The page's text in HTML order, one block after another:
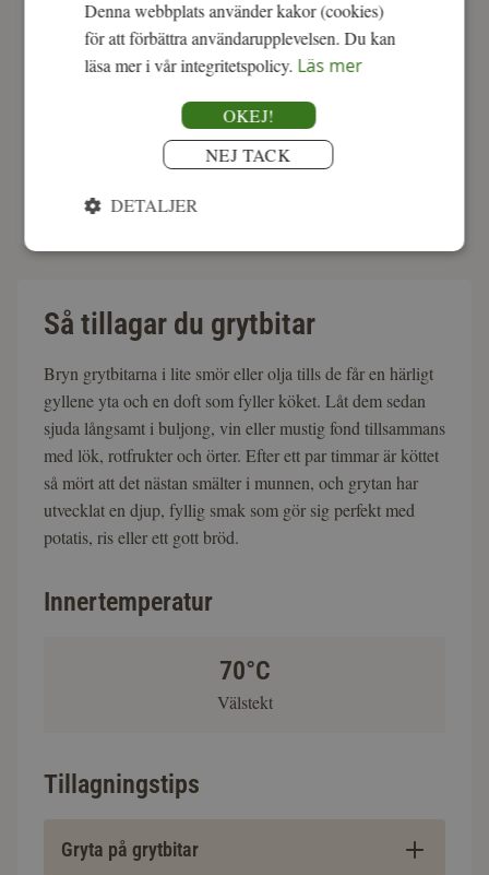
Så tillagar du grytbitar
Bryn grytbitarna i lite smör eller olja tills de får en härligt
gyllene yta och en doft som fyller köket. Låt dem sedan
sjuda långsamt i buljong, vin eller mustig fond tillsammans
med lök, rotfrukter och örter. Efter ett par timmar är köttet
så mört att det nästan smälter i munnen, och grytan har
utvecklat en djup, fyllig smak som gör sig perfekt med
potatis, ris eller ett gott bröd.
Innertemperatur
70°C
Välstekt
Tillagningstips
Gryta på grytbitar
Denna webbplats använder kakor (cookies)
för att förbättra användarupplevelsen. Du kan
läsa mer i vår integritetspolicy. Läs mer
OKEJ!
NEJ TACK
DETALJER